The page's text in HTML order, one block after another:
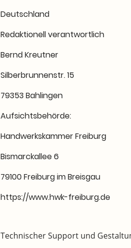
Deutschland
Redaktionell verantwortlich
Bernd Kreutner
Silberbrunnenstr. 15
79353 Bahlingen
Aufsichtsbehörde:
Handwerkskammer Freiburg
Bismarckallee 6
79100 Freiburg im Breisgau
https://www.hwk-freiburg.de
Technischer Support und